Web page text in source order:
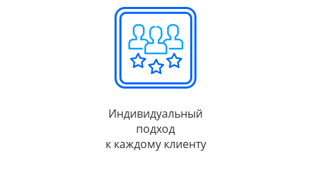
Индивидуальный
подход
к каждому клиенту